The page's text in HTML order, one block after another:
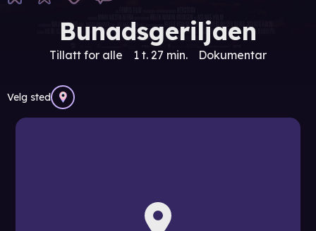
Bunadsgeriljaen
Tillatt for alle 1 t. 27 min. Dokumentar
Velg sted